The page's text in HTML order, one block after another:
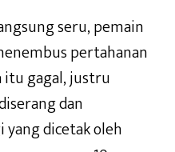
seru, pemain
pertahanan
itu gagal, justru
dan
dicetak oleh